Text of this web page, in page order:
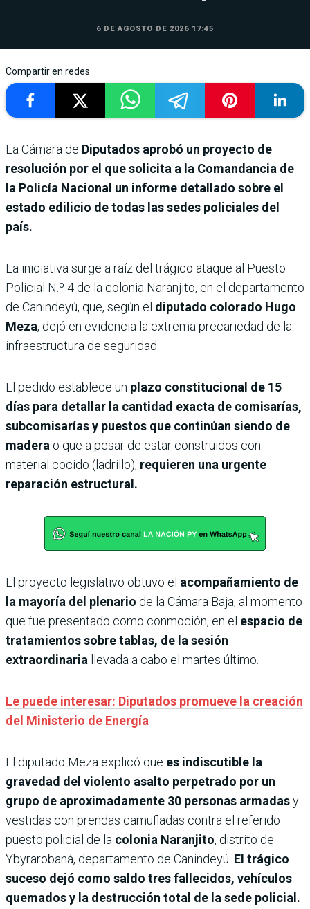
6 DE AGOSTO DE 2026 17:45
Compartir en redes
La Cámara de Diputados aprobó un proyecto de
resolución por el que solicita a la Comandancia de
la Policía Nacional un informe detallado sobre el
estado edilicio de todas las sedes policiales del
país.
La iniciativa surge a raíz del trágico ataque al Puesto
Policial N.º 4 de la colonia Naranjito, en el departamento
de Canindeyú, que, según el diputado colorado Hugo
Meza, dejó en evidencia la extrema precariedad de la
infraestructura de seguridad.
El pedido establece un plazo constitucional de 15
días para detallar la cantidad exacta de comisarías,
subcomisarías y puestos que continúan siendo de
madera o que a pesar de estar construidos con
material cocido (ladrillo), requieren una urgente
reparación estructural.
El proyecto legislativo obtuvo el acompañamiento de
la mayoría del plenario de la Cámara Baja, al momento
que fue presentado como conmoción, en el espacio de
tratamientos sobre tablas, de la sesión
extraordinaria llevada a cabo el martes último.
Le puede interesar: Diputados promueve la creación
del Ministerio de Energía
El diputado Meza explicó que es indiscutible la
gravedad del violento asalto perpetrado por un
grupo de aproximadamente 30 personas armadasy
vestidas con prendas camufladas contra el referido
puesto policial de la colonia Naranjito, distrito de
Ybyrarobaná, departamento de Canindeyú. El trágico
suceso dejó como saldo tres fallecidos, vehículos
quemados y la destrucción total de la sede policial.